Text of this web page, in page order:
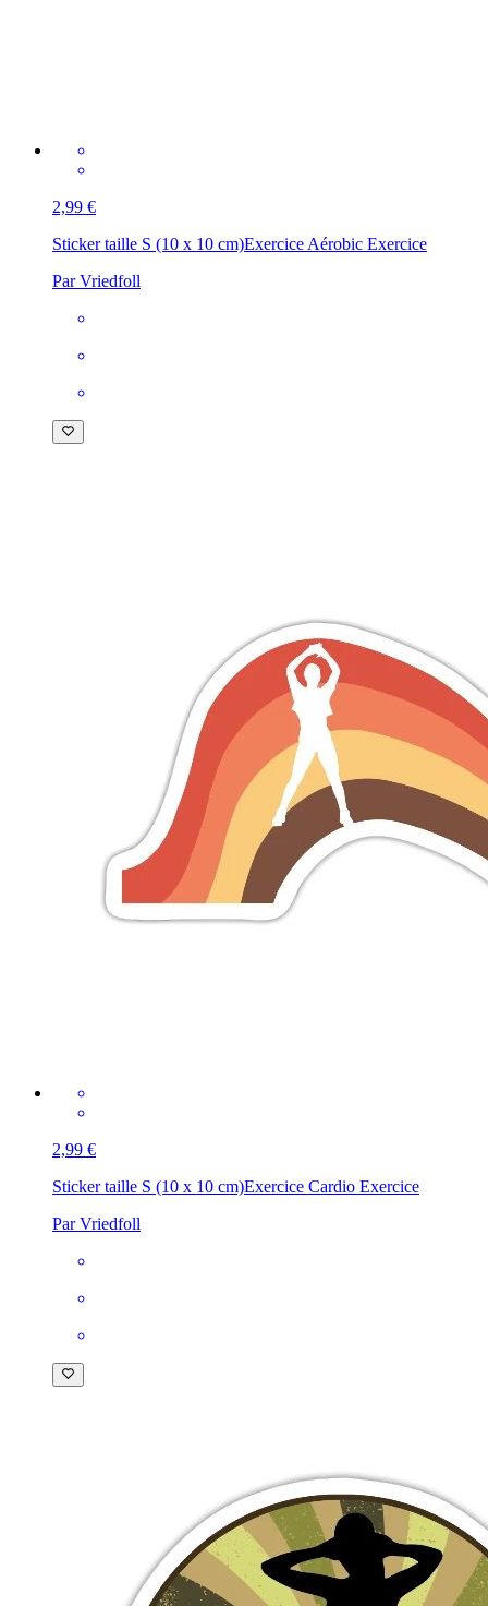
2,99 €
Sticker taille S (10 x 10 cm)Exercice Aérobic Exercice
Par Vriedfoll
2,99 €
Sticker taille S (10 x 10 cm)Exercice Cardio Exercice
Par Vriedfoll